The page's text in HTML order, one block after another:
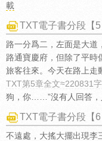
載
TXT電子書分段【
路一分爲二，左面是大道
路通寶慶府，但除了平時
旅客往來。今天在路上走
TXT第5章全文≈220831字
狗，你……”沒有人回答，
TXT電子書分段【
不遠處，大搖大擺出現李